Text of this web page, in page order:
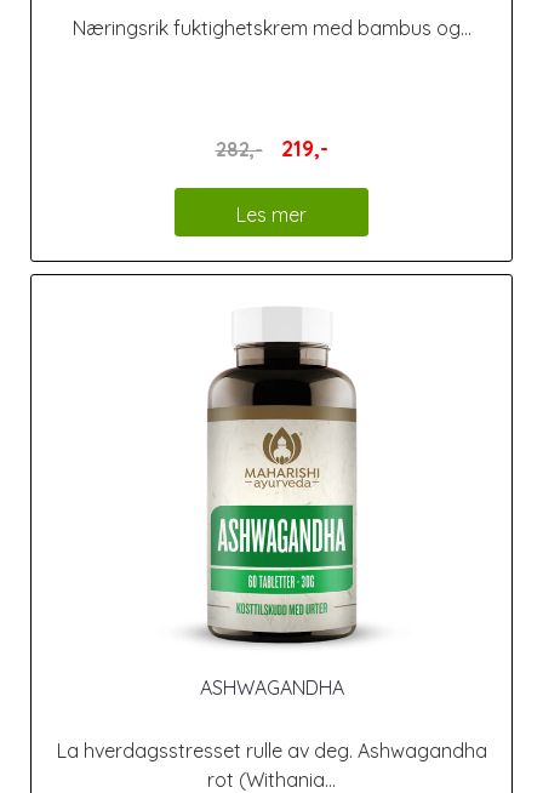
Næringsrik fuktighetskrem med bambus og...
282,- 219,-
Les mer
ASHWAGANDHA
La hverdagsstresset rulle av deg. Ashwagandha
rot (Withania...